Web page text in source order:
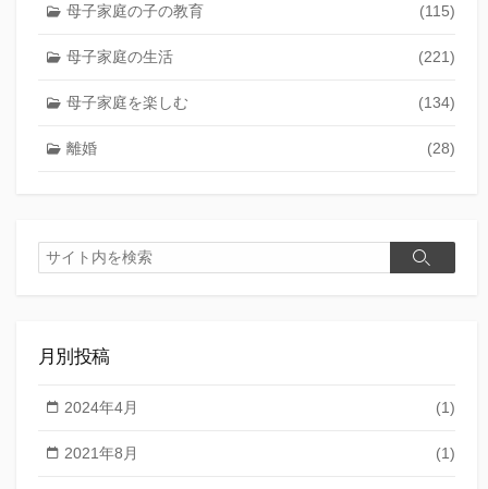
母子家庭の子の教育 (115)
母子家庭の生活 (221)
母子家庭を楽しむ (134)
離婚 (28)
検
索
検
月別投稿
2024年4月 (1)
2021年8月 (1)